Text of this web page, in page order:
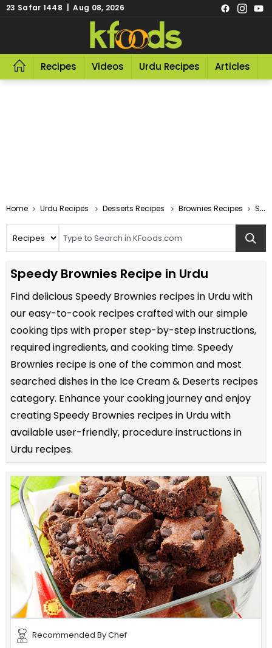
23 Safar 1448 | Aug 08, 2026
Recipes Videos Urdu Recipes Articles
Home Urdu Recipes Desserts Recipes Brownies Recipes Speedy Brownies Recipe In Urdu
Speedy Brownies Recipe in Urdu
Find delicious Speedy Brownies recipes in Urdu with
our easy-to-cook recipes crafted with our simple
cooking tips with proper step-by-step instructions,
required ingredients, and cooking time. Speedy
Brownies recipe is one of the common and most
searched dishes in the Ice Cream & Deserts recipes
category. Enhance your cooking journey and enjoy
creating Speedy Brownies recipes in Urdu with
available user-friendly, procedure instructions in
Urdu recipes.
Recommended By Chef